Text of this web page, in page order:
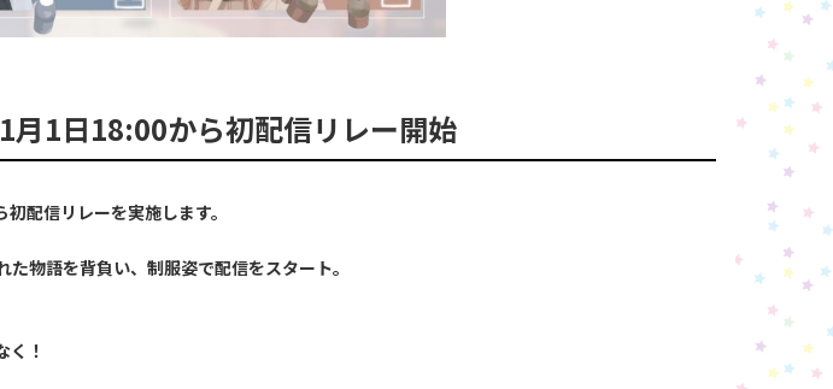
1日18:00から初配信リレー開始
配信リレーを実施します。
物語を背負い、制服姿で配信をスタート。
く！